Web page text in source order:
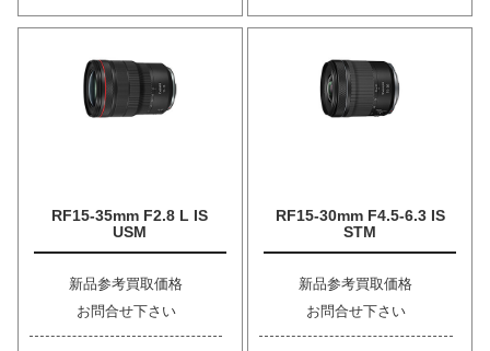
RF15-35mm F2.8 L IS
USM
新品参考買取価格
お問合せ下さい
RF15-30mm F4.5-6.3 IS
STM
新品参考買取価格
お問合せ下さい